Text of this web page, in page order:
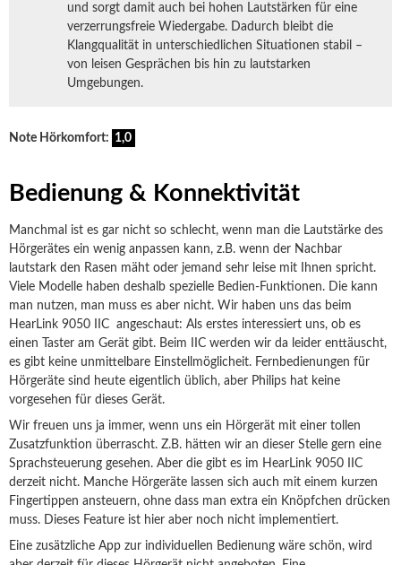
und sorgt damit auch bei hohen Lautstärken für eine
verzerrungsfreie Wiedergabe. Dadurch bleibt die
Klangqualität in unterschiedlichen Situationen stabil –
von leisen Gesprächen bis hin zu lautstarken
Umgebungen.
Note Hörkomfort: 1,0
Bedienung & Konnektivität
Manchmal ist es gar nicht so schlecht, wenn man die Lautstärke des
Hörgerätes ein wenig anpassen kann, z.B. wenn der Nachbar
lautstark den Rasen mäht oder jemand sehr leise mit Ihnen spricht.
Viele Modelle haben deshalb spezielle Bedien-Funktionen. Die kann
man nutzen, man muss es aber nicht. Wir haben uns das beim
HearLink 9050 IIC angeschaut: Als erstes interessiert uns, ob es
einen Taster am Gerät gibt. Beim IIC werden wir da leider enttäuscht,
es gibt keine unmittelbare Einstellmöglicheit. Fernbedienungen für
Hörgeräte sind heute eigentlich üblich, aber Philips hat keine
vorgesehen für dieses Gerät.
Wir freuen uns ja immer, wenn uns ein Hörgerät mit einer tollen
Zusatzfunktion überrascht. Z.B. hätten wir an dieser Stelle gern eine
Sprachsteuerung gesehen. Aber die gibt es im HearLink 9050 IIC
derzeit nicht. Manche Hörgeräte lassen sich auch mit einem kurzen
Fingertippen ansteuern, ohne dass man extra ein Knöpfchen drücken
muss. Dieses Feature ist hier aber noch nicht implementiert.
Eine zusätzliche App zur individuellen Bedienung wäre schön, wird